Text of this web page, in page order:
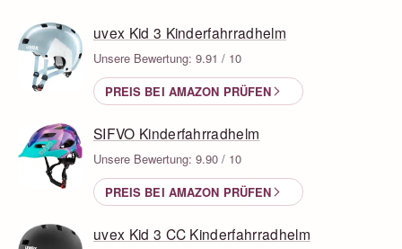
uvex Kid 3 Kinderfahrradhelm
Unsere Bewertung: 9.91 / 10
PREIS BEI AMAZON PRÜFEN
SIFVO Kinderfahrradhelm
Unsere Bewertung: 9.90 / 10
PREIS BEI AMAZON PRÜFEN
uvex Kid 3 CC Kinderfahrradhelm